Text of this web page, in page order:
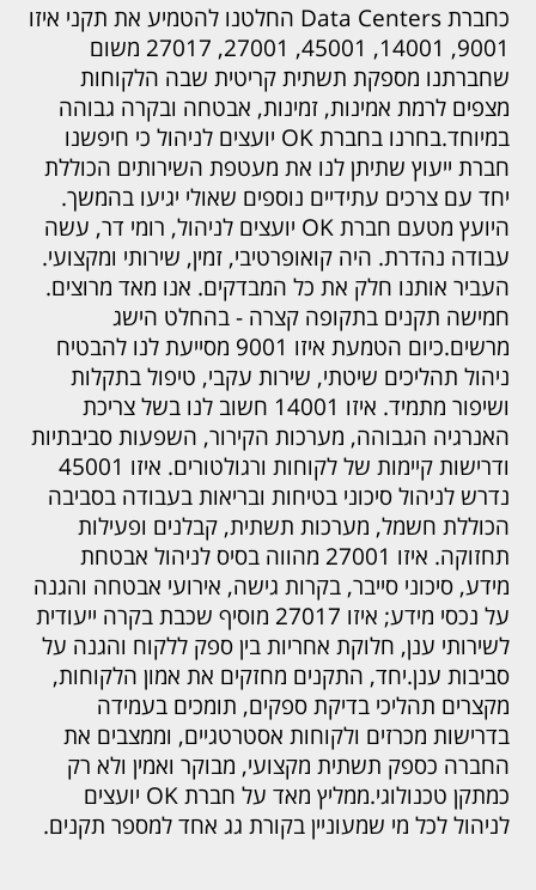
כחברת Data Centers החלטנו להטמיע את תקני איזו
9001, 14001, 45001, 27001, 27017 משום
שחברתנו מספקת תשתית קריטית שבה הלקוחות
מצפים לרמת אמינות, זמינות, אבטחה ובקרה גבוהה
במיוחד.
בחרנו בחברת OK יועצים לניהול כי חיפשנו
חברת ייעוץ שתיתן לנו את מעטפת השירותים הכוללת
יחד עם צרכים עתידיים נוספים שאולי יגיעו בהמשך.
היועץ מטעם חברת OK יועצים לניהול, רומי דר, עשה
עבודה נהדרת. היה קואופרטיבי, זמין, שירותי ומקצועי.
העביר אותנו חלק את כל המבדקים. אנו מאד מרוצים.
חמישה תקנים בתקופה קצרה - בהחלט הישג
מרשים.
כיום הטמעת איזו 9001 מסייעת לנו להבטיח
ניהול תהליכים שיטתי, שירות עקבי, טיפול בתקלות
ושיפור מתמיד. איזו 14001 חשוב לנו בשל צריכת
האנרגיה הגבוהה, מערכות הקירור, השפעות סביבתיות
ודרישות קיימות של לקוחות ורגולטורים. איזו 45001
נדרש לניהול סיכוני בטיחות ובריאות בעבודה בסביבה
הכוללת חשמל, מערכות תשתית, קבלנים ופעילות
תחזוקה. איזו 27001 מהווה בסיס לניהול אבטחת
מידע, סיכוני סייבר, בקרות גישה, אירועי אבטחה והגנה
על נכסי מידע; איזו 27017 מוסיף שכבת בקרה ייעודית
לשירותי ענן, חלוקת אחריות בין ספק ללקוח והגנה על
סביבות ענן.יחד, התקנים מחזקים את אמון הלקוחות,
מקצרים תהליכי בדיקת ספקים, תומכים בעמידה
בדרישות מכרזים ולקוחות אסטרטגיים, וממצבים את
החברה כספק תשתית מקצועי, מבוקר ואמין ולא רק
כמתקן טכנולוגי.
ממליץ מאד על חברת OK יועצים
לניהול לכל מי שמעוניין בקורת גג אחד למספר תקנים.